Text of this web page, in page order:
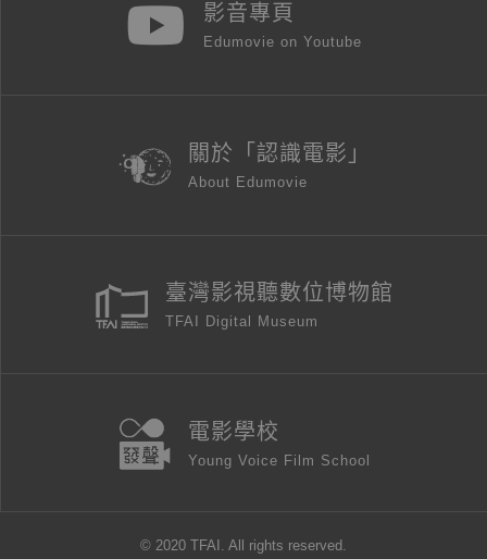
影音專頁
Edumovie on Youtube
關於「認識電影」
About Edumovie
臺灣影視聽數位博物館
TFAI Digital Museum
電影學校
Young Voice Film School
© 2020 TFAI. All rights reserved.